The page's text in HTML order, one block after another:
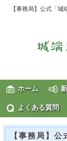
【事務局】公式「
ホーム
よくある質問
【事務局】